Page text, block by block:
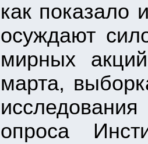
как показало
осуждают
мирных
марта,
опроса